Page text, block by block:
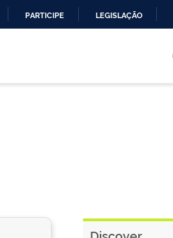
PARTICIPE LEGISLAÇÃO